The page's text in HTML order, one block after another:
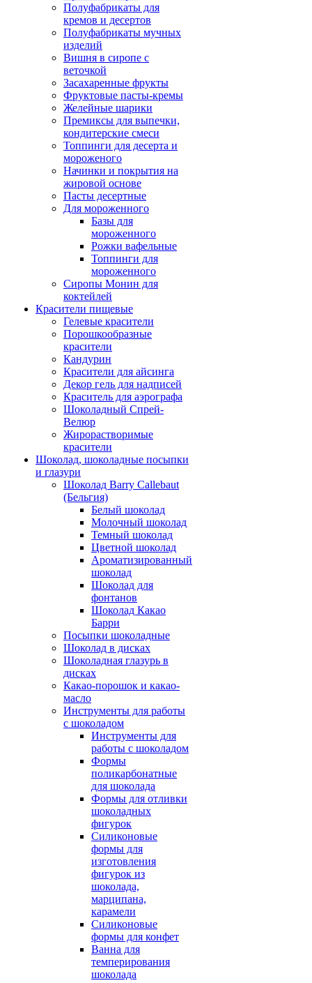
Полуфабрикаты для
кремов и десертов
Полуфабрикаты мучных
изделий
Вишня в сиропе с
веточкой
Засахаренные фрукты
Фруктовые пасты-кремы
Желейные шарики
Премиксы для выпечки,
кондитерские смеси
Топпинги для десерта и
мороженого
Начинки и покрытия на
жировой основе
Пасты десертные
Для мороженного
Базы для
мороженного
Рожки вафельные
Топпинги для
мороженного
Сиропы Монин для
коктейлей
Красители пищевые
Гелевые красители
Порошкообразные
красители
Кандурин
Красители для айсинга
Декор гель для надписей
Краситель для аэрографа
Шоколадный Спрей-
Велюр
Жирорастворимые
красители
Шоколад, шоколадные посыпки
и глазури
Шоколад Barry Callebaut
(Бельгия)
Белый шоколад
Молочный шоколад
Темный шоколад
Цветной шоколад
Ароматизированный
шоколад
Шоколад для
фонтанов
Шоколад Какао
Барри
Посыпки шоколадные
Шоколад в дисках
Шоколадная глазурь в
дисках
Какао-порошок и какао-
масло
Инструменты для работы
с шоколадом
Инструменты для
работы с шоколадом
Формы
поликарбонатные
для шоколада
Формы для отливки
шоколадных
фигурок
Силиконовые
формы для
изготовления
фигурок из
шоколада,
марципана,
карамели
Силиконовые
формы для конфет
Ванна для
темперирования
шоколада